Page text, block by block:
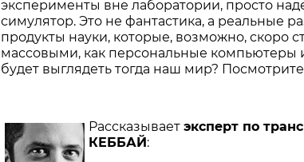
эксперименты вне лаборатории, просто
симулятор. Это не фантастика, а реальные
продукты науки, которые, возможно, скоро
массовыми, как персональные компьютеры
будет выглядеть тогда наш мир?
Рассказывает эксперт по
КЕББАЙ: